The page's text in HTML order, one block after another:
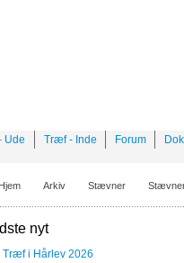
Ude Træf - Inde Forum
Hjem Arkiv Stævner
nyt
Træf i Hårlev 2026